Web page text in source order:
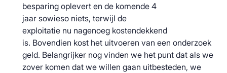
besparing oplevert en de komende 4
jaar sowieso niets, terwijl de
exploitatie nu nagenoeg kostendekkend
is. Bovendien kost het uitvoeren van een onderzoek
geld. Belangrijker nog vinden we het punt dat als we
zover komen dat we willen gaan uitbesteden, we